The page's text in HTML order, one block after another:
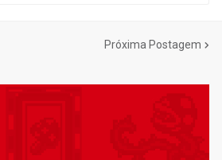
Próxima Postagem